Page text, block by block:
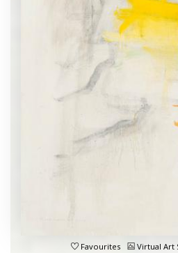
Favourites Virtual Art